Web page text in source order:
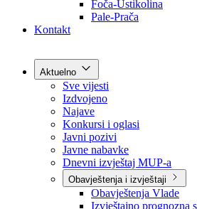
Općine
Kontakt
Aktuelno
Sve vijesti
Izdvojeno
Najave
Konkursi i oglasi
Javni pozivi
Javne nabavke
Dnevni izvještaj MUP-a